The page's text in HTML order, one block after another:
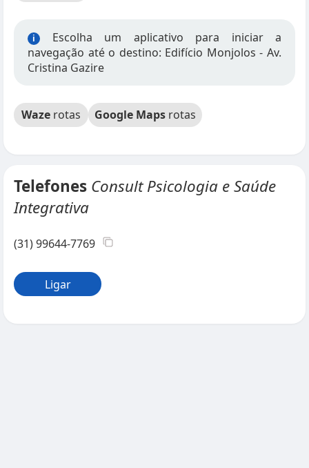
i
Escolha um aplicativo para iniciar a
navegação até o destino: Edifício Monjolos - Av.
Cristina Gazire
Waze rotas Google Maps rotas
Telefones Consult Psicologia e Saúde
Integrativa
(31) 99644-7769
Ligar